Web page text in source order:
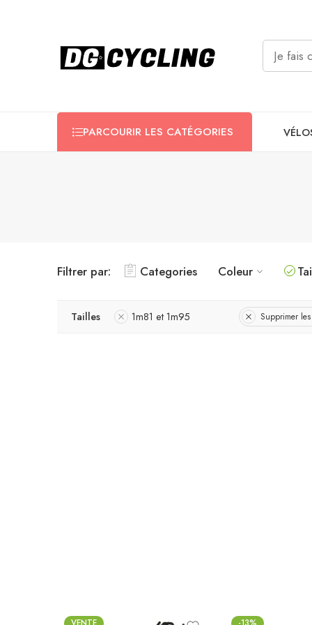
PARCOURIR LES CATÉGORIES
Filtrer par: Categories Coleur
Tailles 1m81 et 1m95 Supprimer